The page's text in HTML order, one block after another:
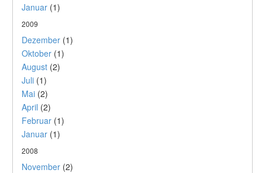
Januar (1)
2009
Dezember (1)
Oktober (1)
August (2)
Juli (1)
Mai (2)
April (2)
Februar (1)
Januar (1)
2008
November (2)